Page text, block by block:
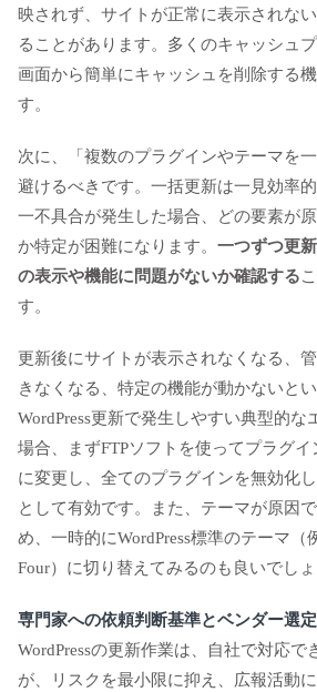
映されず、サイトが正常に表示されな
ることがあります。多くのキャッシュ
画面から簡単にキャッシュを削除する
す。
次に、「複数のプラグインやテーマを
避けるべきです。一括更新は一見効率
一不具合が発生した場合、どの要素が
か特定が困難になります。 一つずつ更
の表示や機能に問題がないか確認する
す。
更新後にサイトが表示されなくなる、
きなくなる、特定の機能が動かないとい
WordPress更新で発生しやすい典型的な
場合、まずFTPソフトを使ってプラグ
に変更し、全てのプラグインを無効化
として有効です。また、テーマが原因
め、一時的にWordPress標準のテーマ（
Four）に切り替えてみるのも良いでしょ
専門家への依頼判断基準とベンダー選
WordPressの更新作業は、自社で対応で
が、リスクを最小限に抑え、広報活動